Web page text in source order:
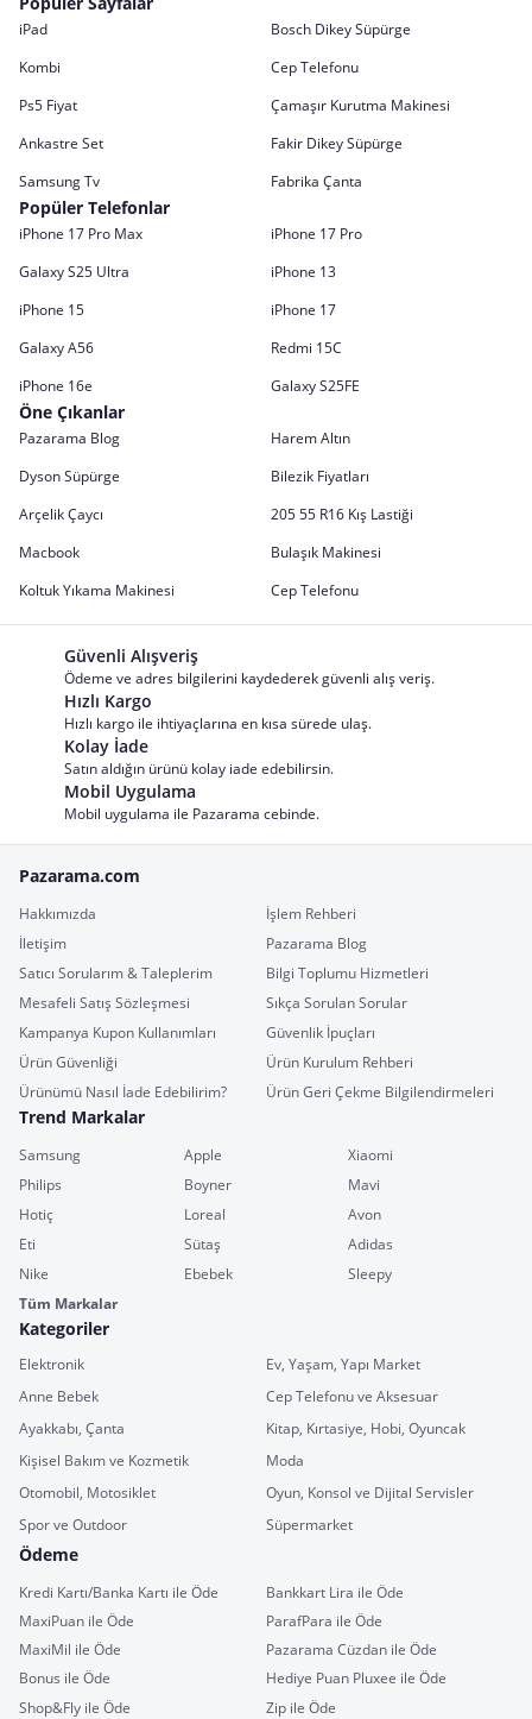
iPad
Bosch Dikey Süpürge
Kombi
Cep Telefonu
Ps5 Fiyat
Çamaşır Kurutma Makinesi
Ankastre Set
Fakir Dikey Süpürge
Samsung Tv
Fabrika Çanta
Popüler Telefonlar
iPhone 17 Pro Max
iPhone 17 Pro
Galaxy S25 Ultra
iPhone 13
iPhone 15
iPhone 17
Galaxy A56
Redmi 15C
iPhone 16e
Galaxy S25FE
Öne Çıkanlar
Pazarama Blog
Harem Altın
Dyson Süpürge
Bilezik Fiyatları
Arçelik Çaycı
205 55 R16 Kış Lastiği
Macbook
Bulaşık Makinesi
Koltuk Yıkama Makinesi
Cep Telefonu
Güvenli Alışveriş
Ödeme ve adres bilgilerini kaydederek güvenli alış veriş.
Hızlı Kargo
Hızlı kargo ile ihtiyaçlarına en kısa sürede ulaş.
Kolay İade
Satın aldığın ürünü kolay iade edebilirsin.
Mobil Uygulama
Mobil uygulama ile Pazarama cebinde.
Pazarama.com
Hakkımızda
İşlem Rehberi
İletişim
Pazarama Blog
Satıcı Sorularım & Taleplerim
Bilgi Toplumu Hizmetleri
Mesafeli Satış Sözleşmesi
Sıkça Sorulan Sorular
Kampanya Kupon Kullanımları
Güvenlik İpuçları
Ürün Güvenliği
Ürün Kurulum Rehberi
Ürünümü Nasıl İade Edebilirim?
Ürün Geri Çekme Bilgilendirmeleri
Trend Markalar
Samsung Apple
Xiaomi
Philips
Boyner
Mavi
Hotiç
Loreal
Avon
Eti
Sütaş
Adidas
Nike
Ebebek
Sleepy
Tüm Markalar
Kategoriler
Elektronik
Ev, Yaşam, Yapı Market
Anne Bebek
Cep Telefonu ve Aksesuar
Ayakkabı, Çanta
Kitap, Kırtasiye, Hobi, Oyuncak
Kişisel Bakım ve Kozmetik
Moda
Otomobil, Motosiklet
Oyun, Konsol ve Dijital Servisler
Spor ve Outdoor
Süpermarket
Ödeme
Kredi Kartı/Banka Kartı ile Öde
Bankkart Lira ile Öde
MaxiPuan ile Öde
ParafPara ile Öde
MaxiMil ile Öde
Pazarama Cüzdan ile Öde
Bonus ile Öde
Hediye Puan Pluxee ile Öde
Shop&Fly ile Öde
Zip ile Öde